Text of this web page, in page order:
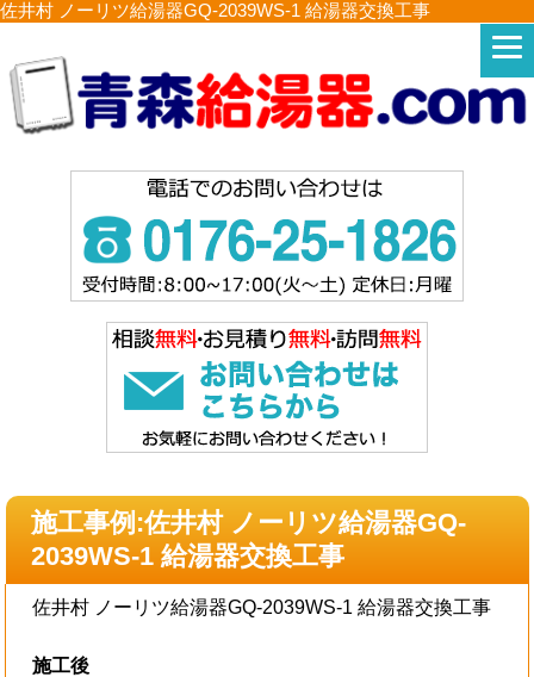
佐井村 ノーリツ給湯器GQ-2039WS-1 給湯器交換工事
施工事例:佐井村 ノーリツ給湯器GQ-
2039WS-1 給湯器交換工事
佐井村 ノーリツ給湯器GQ-2039WS-1 給湯器交換工事
施工後